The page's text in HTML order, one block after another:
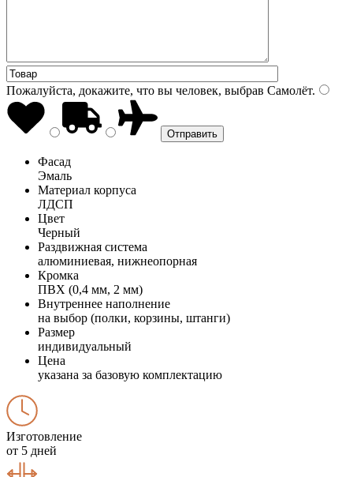
Пожалуйста, докажите, что вы человек, выбрав Самолёт.
Фасад
Эмаль
Материал корпуса
ЛДСП
Цвет
Черный
Раздвижная система
алюминиевая, нижнеопорная
Кромка
ПВХ (0,4 мм, 2 мм)
Внутреннее наполнение
на выбор (полки, корзины, штанги)
Размер
индивидуальный
Цена
указана за базовую комплектацию
Изготовление
от 5 дней